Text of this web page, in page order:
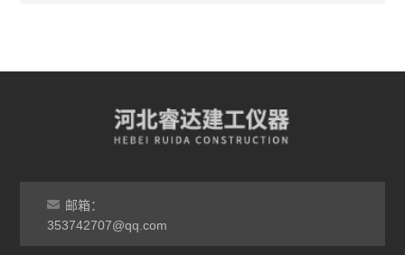
邮箱：
353742707@qq.com